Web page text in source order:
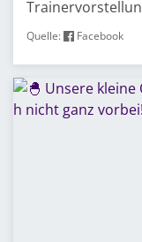
Quelle: Facebook